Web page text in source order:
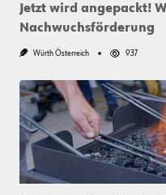
Jetzt wird angepackt!
Nachwuchsförderung
Würth Österreich 937